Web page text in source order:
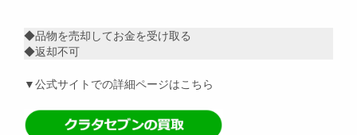
◆品物を売却してお金を受け取る
◆返却不可
▼公式サイトでの詳細ページはこちら